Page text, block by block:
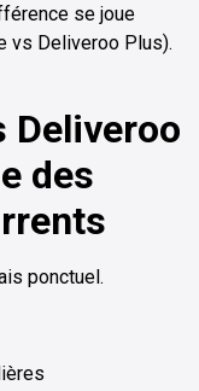
se joue
vs Deliveroo Plus).
Deliveroo
des
ponctuel.